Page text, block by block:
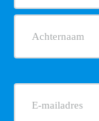
E-
(Vereist)